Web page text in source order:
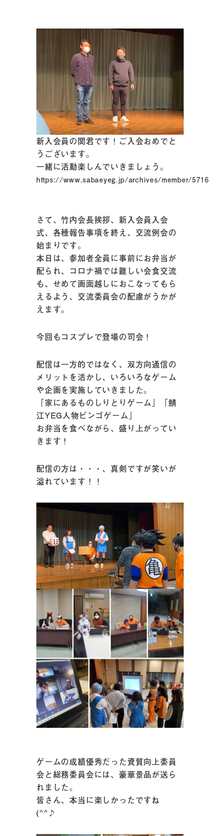
新入会員の関君です！ご入会おめでと
うございます。
一緒に活動楽しんでいきましょう。
https://www.sabaeyeg.jp/archives/member/5716
さて、竹内会長挨拶、新入会員入会
式、各種報告事項を終え、交流例会の
始まりです。
本日は、参加者全員に事前にお弁当が
配られ、コロナ禍では難しい会食交流
も、せめて画面越しにおこなってもら
えるよう、交流委員会の配慮がうかが
えます。
今回もコスプレで登場の司会！
配信は一方的ではなく、双方向通信の
メリットを活かし、いろいろなゲーム
や企画を実施していきました。
「家にあるものしりとりゲーム」「鯖
江YEG人物ビンゴゲーム」
お弁当を食べながら、盛り上がってい
きます！
配信の方は・・・、真剣ですが笑いが
溢れています！！
ゲームの成績優秀だった資質向上委員
会と総務委員会には、豪華景品が送ら
れました。
皆さん、本当に楽しかったですね
(^^♪